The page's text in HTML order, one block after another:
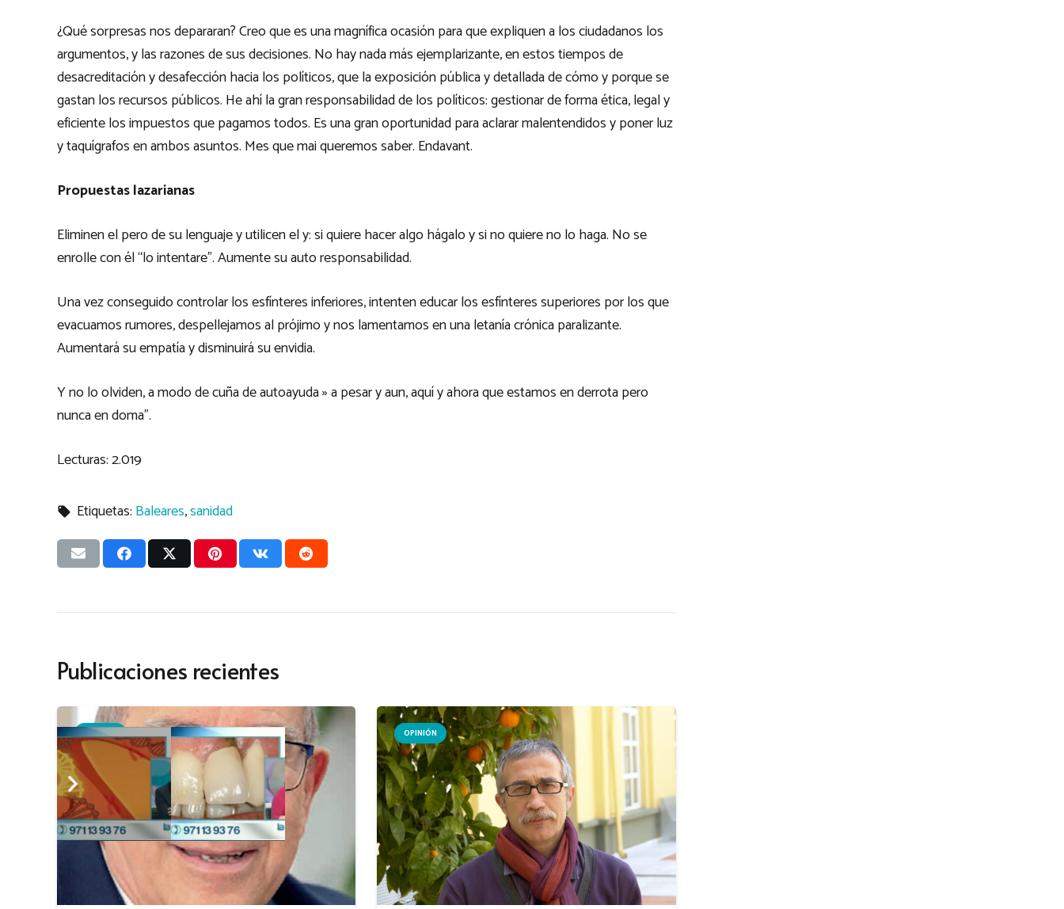
¿Qué sorpresas nos depararan? Creo que es una magnífica ocasión para que expliquen a los ciudadanos los
argumentos, y las razones de sus decisiones. No hay nada más ejemplarizante, en estos tiempos de
desacreditación y desafección hacia los políticos, que la exposición pública y detallada de cómo y porque se
gastan los recursos públicos. He ahí la gran responsabilidad de los políticos: gestionar de forma ética, legal y
eficiente los impuestos que pagamos todos. Es una gran oportunidad para aclarar malentendidos y poner luz
y taquígrafos en ambos asuntos. Mes que mai queremos saber. Endavant.
Propuestas lazarianas
Eliminen el pero de su lenguaje y utilicen el y: si quiere hacer algo hágalo y si no quiere no lo haga. No se
enrolle con él “lo intentare”. Aumente su auto responsabilidad.
Una vez conseguido controlar los esfínteres inferiores, intenten educar los esfínteres superiores por los que
evacuamos rumores, despellejamos al prójimo y nos lamentamos en una letanía crónica paralizante.
Aumentará su empatía y disminuirá su envidia.
Y no lo olviden, a modo de cuña de autoayuda » a pesar y aun, aquí y ahora que estamos en derrota pero
nunca en doma”.
Lecturas:2.019
local_offer Etiquetas: Baleares,sanidad
Publicaciones recientes
OPINIÓN OPINIÓN